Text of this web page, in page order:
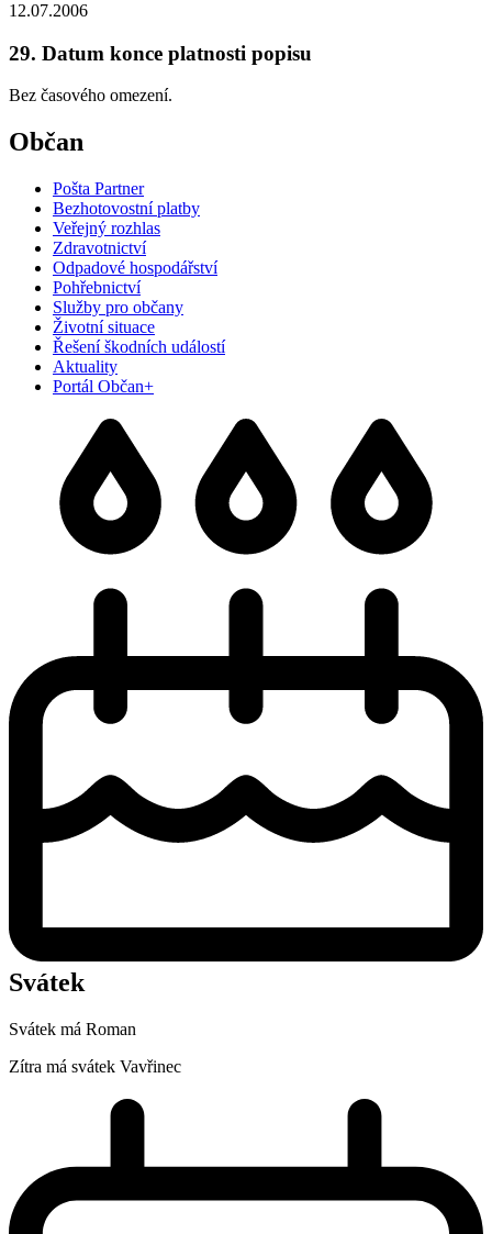
12.07.2006
29. Datum konce platnosti popisu
Bez časového omezení.
Občan
Pošta Partner
Bezhotovostní platby
Veřejný rozhlas
Zdravotnictví
Odpadové hospodářství
Pohřebnictví
Služby pro občany
Životní situace
Řešení škodních událostí
Aktuality
Portál Občan+
Svátek
Svátek má Roman
Zítra má svátek Vavřinec